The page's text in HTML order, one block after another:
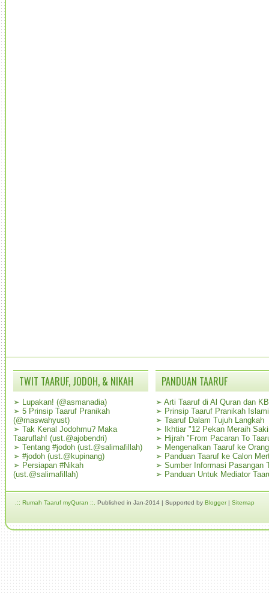
TWIT TAARUF, JODOH, & NIKAH
➢ Lupakan! (@asmanadia)
➢ 5 Prinsip Taaruf Pranikah
(@maswahyust)
➢ Tak Kenal Jodohmu? Maka
Taaruflah! (ust.@ajobendri)
➢ Tentang #jodoh (ust.@salimafillah)
➢ #jodoh (ust.@kupinang)
➢ Persiapan #Nikah
(ust.@salimafillah)
PANDUAN TAARUF
➢ Arti Taaruf di Al Quran dan
➢ Prinsip Taaruf Pranikah Islami
➢ Taaruf Dalam Tujuh Langkah
➢
Ikhtiar "12 Pekan Meraih
➢ Hijrah "From Pacaran To
➢ Mengenalkan Taaruf ke
➢ Panduan Taaruf ke Calon
➢ Sumber Informasi Pasangan
➢ Panduan Untuk Mediator
.:: Rumah Taaruf myQuran ::. Published in Jan-2014 | Supported by Blogger| Sitemap